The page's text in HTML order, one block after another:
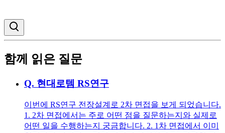
함께 읽은 질문
Q. 현대로템 RS연구
이번에 RS연구 전장설계로 2차 면접을 보게 되었습니다.
1. 2차 면접에서는 주로 어떤 점을 질문하는지와 실제로
어떤 일을 수행하는지 궁금합니다. 2. 1차 면접에서 이미